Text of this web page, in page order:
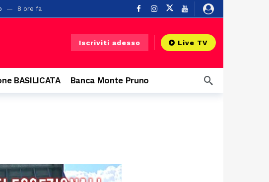
8 ore fa
e Altavilla Silentina
fuoco e mezzi aerei
Iscriviti adesso Live TV
BASILICATA Banca Monte Pruno